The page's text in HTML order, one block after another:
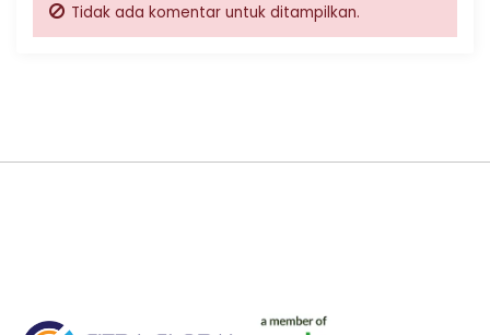
Tidak ada komentar untuk ditampilkan.